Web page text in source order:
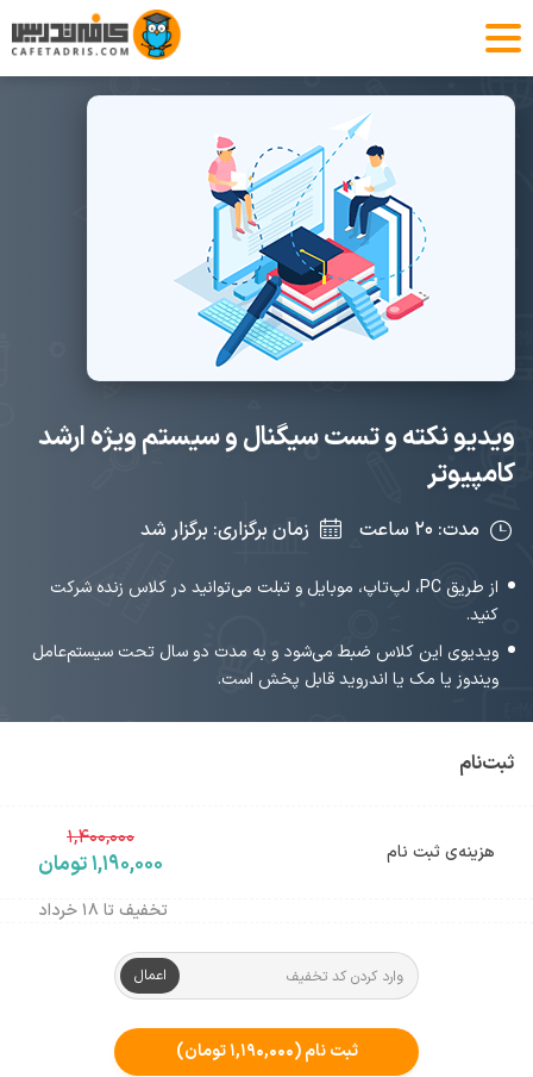
ویدیو نکته و تست سیگنال و سیستم ویژه ارشد
کامپیوتر
مدت: ۲۰ ساعت زمان برگزاری: برگزار شد
از طریق PC، لپ‌تاپ، موبایل و تبلت می‌توانید در کلاس زنده شرکت
کنید.
ویدیوی این کلاس ضبط می‌شود و به مدت دو سال تحت سیستم‌عامل
ویندوز یا مک یا اندروید قابل پخش است.
ثبت‌نام
هزینه‌ی ثبت نام
۱,۴۰۰,۰۰۰
۱,۱۹۰,۰۰۰ تومان
تخفیف تا ۱۸ خرداد
اعمال
ثبت نام(۱,۱۹۰,۰۰۰ تومان)